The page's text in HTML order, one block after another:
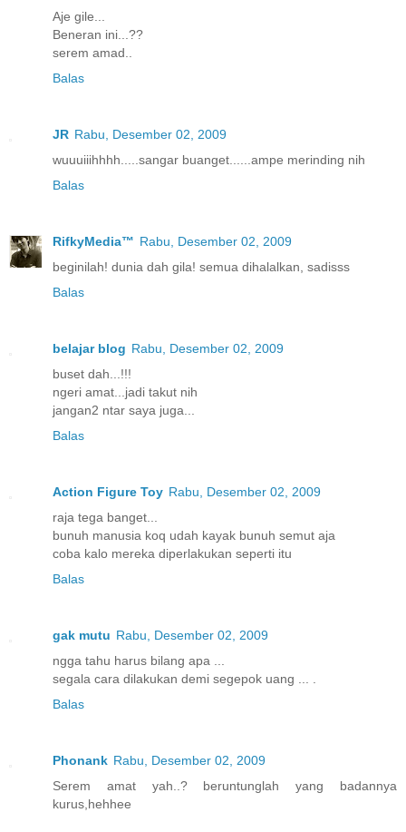
Aje gile...
Beneran ini...??
serem amad..
Balas
JR Rabu, Desember 02, 2009
wuuuiiihhhh.....sangar buanget......ampe merinding nih
Balas
RifkyMedia™ Rabu, Desember 02, 2009
beginilah! dunia dah gila! semua dihalalkan, sadisss
Balas
belajar blog Rabu, Desember 02, 2009
buset dah...!!!
ngeri amat...jadi takut nih
jangan2 ntar saya juga...
Balas
Action Figure Toy Rabu, Desember 02, 2009
raja tega banget...
bunuh manusia koq udah kayak bunuh semut aja
coba kalo mereka diperlakukan seperti itu
Balas
gak mutu Rabu, Desember 02, 2009
ngga tahu harus bilang apa ...
segala cara dilakukan demi segepok uang ... .
Balas
Phonank Rabu, Desember 02, 2009
Serem amat yah..? beruntunglah yang badannya
kurus,hehhee